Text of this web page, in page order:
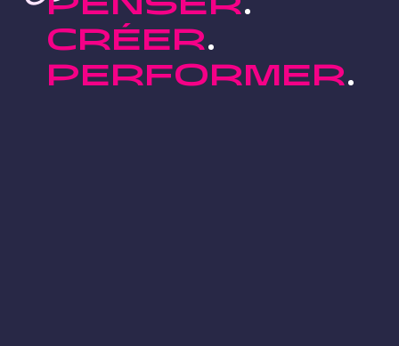
PENSER
CRÉER
PERFORMER